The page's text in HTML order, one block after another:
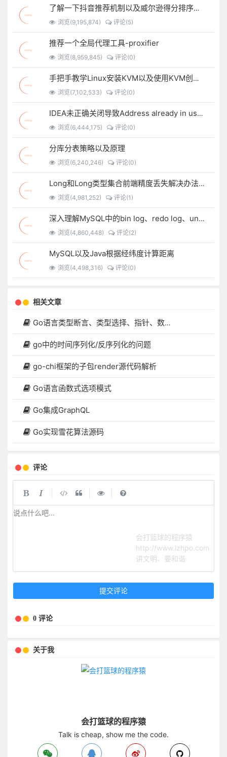
了解一下抖音推荐机制以及威尔逊得分排序算法
浏览(9,195,874) 评论(5)
推荐一个全局代理工具-proxifier
浏览(8,959,845) 评论(0)
手把手教学Linux安装KVM以及使用KVM创建虚拟机
浏览(7,102,533) 评论(0)
IDEA未正确关闭导致Address already in use: bind
浏览(6,444,175) 评论(0)
分库分表策略以及原理
浏览(6,240,246) 评论(0)
Long和Long类型集合前端精度丢失解决办法锦集以及自定义JSON序列化方法
浏览(4,981,252) 评论(1)
深入理解MySQL中的bin log、redo log、undo log
浏览(4,860,448) 评论(2)
MySQL以及Java根据经纬度计算距离
浏览(4,498,316) 评论(0)
相关文章
Go语言类型断言、类型选择、指针、数组的问题以及生成二进制可执行文件去部署项目
go中的时间序列化/反序列化的问题
go-chi框架的子包render源代码解析
Go语言函数式选项模式
Go集成GraphQL
Go实现雪花算法源码
评论
说点什么吧...
会打篮球的程序猿
http://www.lzhpo.com
讲文明、要和谐
提交评论
0 评论
关于我
会打篮球的程序猿
Talk is cheap, show me the code.